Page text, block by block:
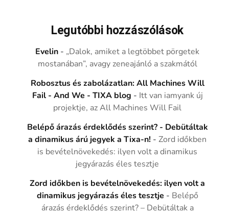
Legutóbbi hozzászólások
Evelin - „Dalok, amiket a legtöbbet pörgetek
mostanában”, avagy zeneajánló a szakmától
Robosztus és zabolázatlan: All Machines Will
Fail - And We - TIXA blog - Itt van iamyank új
projektje, az All Machines Will Fail
Belépő árazás érdeklődés szerint? - Debütáltak
a dinamikus árú jegyek a Tixa-n! -Zord időkben
is bevételnövekedés: ilyen volt a dinamikus
jegyárazás éles tesztje
Zord időkben is bevételnövekedés: ilyen volt a
dinamikus jegyárazás éles tesztje - Belépő
árazás érdeklődés szerint? – Debütáltak a